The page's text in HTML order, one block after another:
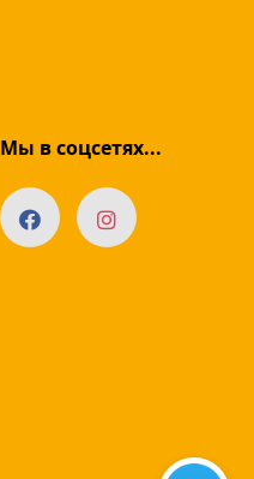
Мы в соцсетях...